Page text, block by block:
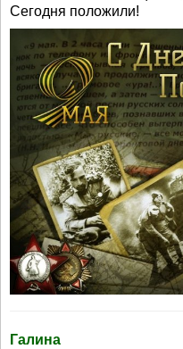
Сегодня положили!
Галина